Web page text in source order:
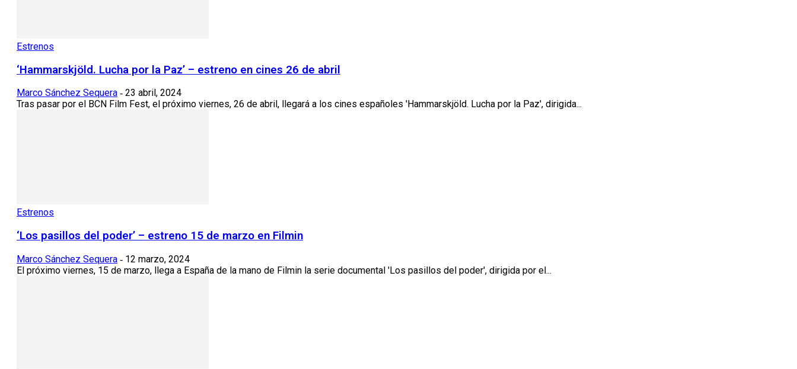
Estrenos
‘Hammarskjöld. Lucha por la Paz’ – estreno en cines 26 de abril
Marco Sánchez Sequera - 23 abril, 2024
Tras pasar por el BCN Film Fest, el próximo viernes, 26 de abril, llegará a los cines españoles 'Hammarskjöld. Lucha por la Paz', dirigida...
Estrenos
‘Los pasillos del poder’ – estreno 15 de marzo en Filmin
Marco Sánchez Sequera - 12 marzo, 2024
El próximo viernes, 15 de marzo, llega a España de la mano de Filmin la serie documental 'Los pasillos del poder', dirigida por el...